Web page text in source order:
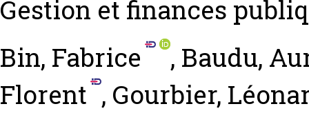
Gestion et finances
Bin, Fabrice
, Baudu,
Florent , Gourbier,